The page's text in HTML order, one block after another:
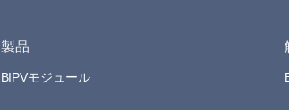
製品
BIPVモジュール